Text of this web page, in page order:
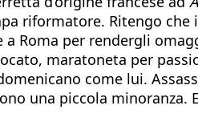
riformatore. Ritengo
Roma per rendergli
maratoneta per
come lui.
una piccola minoranza.